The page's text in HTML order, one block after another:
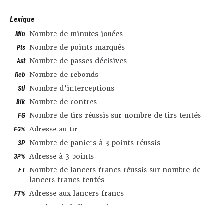
Lexique
Min Nombre de minutes jouées
Pts Nombre de points marqués
Ast Nombre de passes décisives
Reb Nombre de rebonds
Stl Nombre d’interceptions
Blk Nombre de contres
FG Nombre de tirs réussis sur nombre de tirs tentés
FG% Adresse au tir
3P Nombre de paniers à 3 points réussis
3P% Adresse à 3 points
FT Nombre de lancers francs réussis sur nombre de
lancers francs tentés
FT% Adresse aux lancers francs